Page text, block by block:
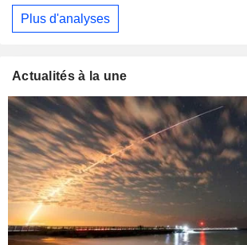
Plus d'analyses
Actualités à la une